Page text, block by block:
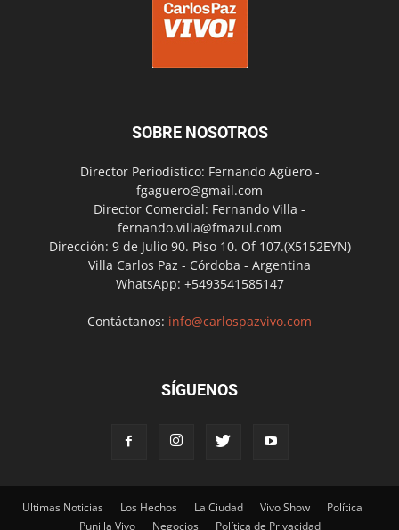
SOBRE NOSOTROS
Director Periodístico: Fernando Agüero -
fgaguero@gmail.com
Director Comercial: Fernando Villa -
fernando.villa@fmazul.com
Dirección: 9 de Julio 90. Piso 10. Of 107.(X5152EYN)
Villa Carlos Paz - Córdoba - Argentina
WhatsApp: +5493541585147
Contáctanos: info@carlospazvivo.com
SÍGUENOS
Ultimas Noticias Los Hechos La Ciudad Vivo Show
Política
Punilla Vivo
Negocios Política de Privacidad